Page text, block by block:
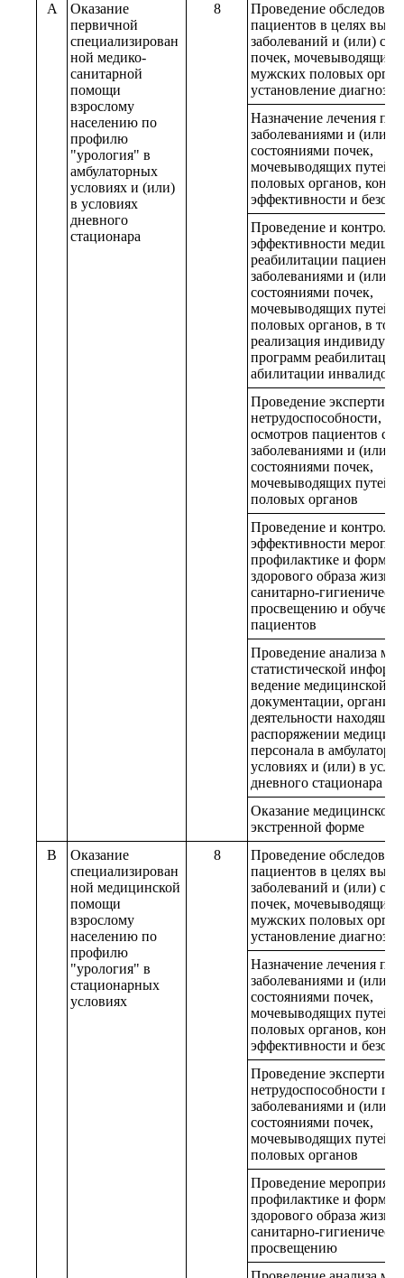
A
Оказание
первичной
специализирован
ной медико-
санитарной
помощи
взрослому
населению по
профилю
"урология" в
амбулаторных
условиях и (или)
в условиях
дневного
стационара
8
Проведение
пациентов в целях
заболеваний и (или)
почек, мочевыводящих
мужских половых
установление диагноза
Назначение лечения
заболеваниями и (или)
состояниями почек,
мочевыводящих путей
половых органов,
эффективности и
Проведение и контроль
эффективности
реабилитации
заболеваниями и (или)
состояниями почек,
мочевыводящих путей
половых органов, в том
реализация
программ
абилитации инвалидов
Проведение
нетрудоспособности,
осмотров пациентов с
заболеваниями и (или)
состояниями почек,
мочевыводящих путей
половых органов
Проведение и контроль
эффективности
профилактике и
здорового образа жизни
санитарно-
просвещению и
пациентов
Проведение анализа
статистической
ведение медицинской
документации,
деятельности
распоряжении
персонала в
условиях и (или) в
дневного стационара
Оказание медицинской
экстренной форме
B
Оказание
специализирован
ной медицинской
помощи
взрослому
населению по
профилю
"урология" в
стационарных
условиях
8
Проведение
пациентов в целях
заболеваний и (или)
почек, мочевыводящих
мужских половых
установление диагноза
Назначение лечения
заболеваниями и (или)
состояниями почек,
мочевыводящих путей
половых органов,
эффективности и
Проведение
нетрудоспособности
заболеваниями и (или)
состояниями почек,
мочевыводящих путей
половых органов
Проведение
профилактике и
здорового образа жизни
санитарно-
просвещению